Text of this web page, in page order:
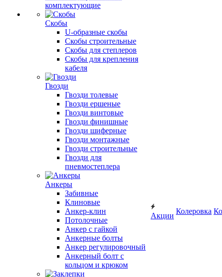
комплектующие
Скобы
U-образные скобы
Скобы строительные
Скобы для степлеров
Скобы для крепления
кабеля
Гвозди
Гвозди толевые
Гвозди ершеные
Гвозди винтовые
Гвозди финишные
Гвозди шиферные
Гвозди монтажные
Гвозди строительные
Гвозди для
пневмостеплера
Анкеры
Забивные
Клиновые
Анкер-клин
Потолочные
Анкер с гайкой
Анкерные болты
Анкер регулировочный
Анкерный болт с
кольцом и крюком
Акции
Колеровка